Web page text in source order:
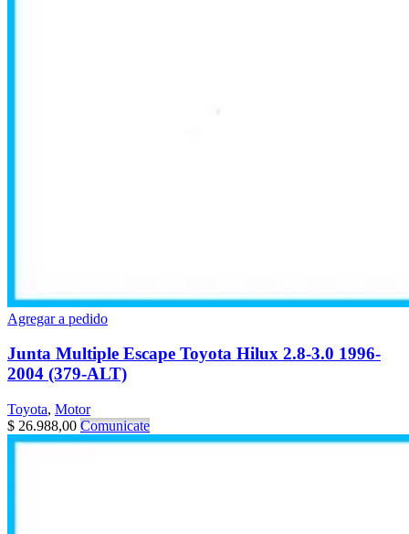
Agregar a pedido
Junta Multiple Escape Toyota Hilux 2.8-3.0 1996-
2004 (379-ALT)
Toyota, Motor
$ 26.988,00 Comunicate